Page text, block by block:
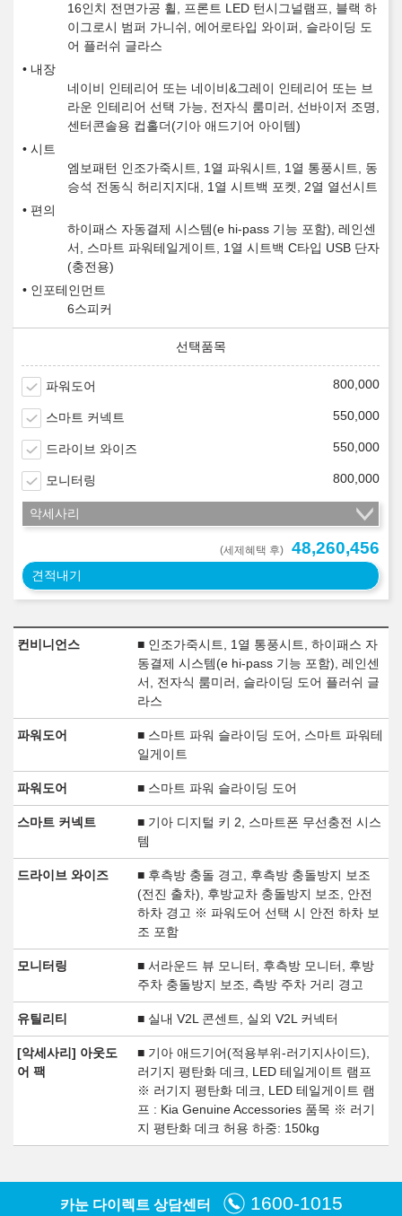
16인치 전면가공 휠, 프론트 LED 턴시그널램프, 블랙 하
이그로시 범퍼 가니쉬, 에어로타입 와이퍼, 슬라이딩 도
어 플러쉬 글라스
내장
네이비 인테리어 또는 네이비&그레이 인테리어 또는 브
라운 인테리어 선택 가능, 전자식 룸미러, 선바이저 조명,
센터콘솔용 컵홀더(기아 애드기어 아이템)
시트
엠보패턴 인조가죽시트, 1열 파워시트, 1열 통풍시트, 동
승석 전동식 허리지지대, 1열 시트백 포켓, 2열 열선시트
편의
하이패스 자동결제 시스템(e hi-pass 기능 포함), 레인센
서, 스마트 파워테일게이트, 1열 시트백 C타입 USB 단자
(충전용)
인포테인먼트
6스피커
파워도어 800,000
스마트 커넥트 550,000
드라이브 와이즈 550,000
모니터링 800,000
악세사리
(세제혜택 후) 48,260,456
견적내기
컨비니언스
■ 인조가죽시트, 1열 통풍시트, 하이패스 자
동결제 시스템(e hi-pass 기능 포함), 레인센
서, 전자식 룸미러, 슬라이딩 도어 플러쉬 글
라스
파워도어
■ 스마트 파워 슬라이딩 도어, 스마트 파워테
일게이트
파워도어 ■ 스마트 파워 슬라이딩 도어
스마트 커넥트
■ 기아 디지털 키 2, 스마트폰 무선충전 시스
템
드라이브 와이즈
■ 후측방 충돌 경고, 후측방 충돌방지 보조
(전진 출차), 후방교차 충돌방지 보조, 안전
하차 경고 ※ 파워도어 선택 시 안전 하차 보
조 포함
모니터링
■ 서라운드 뷰 모니터, 후측방 모니터, 후방
주차 충돌방지 보조, 측방 주차 거리 경고
유틸리티 ■ 실내 V2L 콘센트, 실외 V2L 커넥터
[악세사리] 아웃도
어 팩
■ 기아 애드기어(적용부위-러기지사이드),
러기지 평탄화 데크, LED 테일게이트 램프
※ 러기지 평탄화 데크, LED 테일게이트 램
프 : Kia Genuine Accessories 품목 ※ 러기
지 평탄화 데크 허용 하중: 150kg
카눈 다이렉트 상담센터 1600-1015